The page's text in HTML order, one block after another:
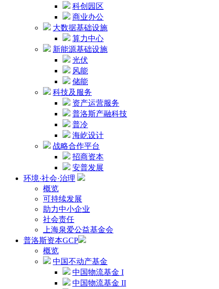
科创园区
商业办公
大数据基础设施
算力中心
新能源基础设施
光伏
风能
储能
科技及服务
资产运营服务
普洛斯产融科技
普冷
海屹设计
战略合作平台
招商资本
安普发展
环境·社会·治理
概览
可持续发展
助力中小企业
社会责任
上海泉爱公益基金会
普洛斯资本GCP
概览
中国不动产基金
中国物流基金 I
中国物流基金 II